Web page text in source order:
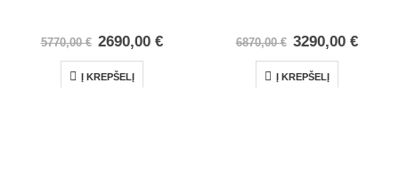
5770,00€ 2690,00€
Į KREPŠELĮ
6870,00€ 3290,00€
Į KREPŠELĮ